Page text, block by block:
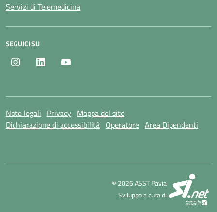
Servizi di Telemedicina
SEGUICI SU
Instagram LinkedIn
Note legali Privacy Mappa del sito
Dichiarazione di accessibilità Operatore Area Dipendenti
© 2026 ASST Pavia
Sviluppo a cura di